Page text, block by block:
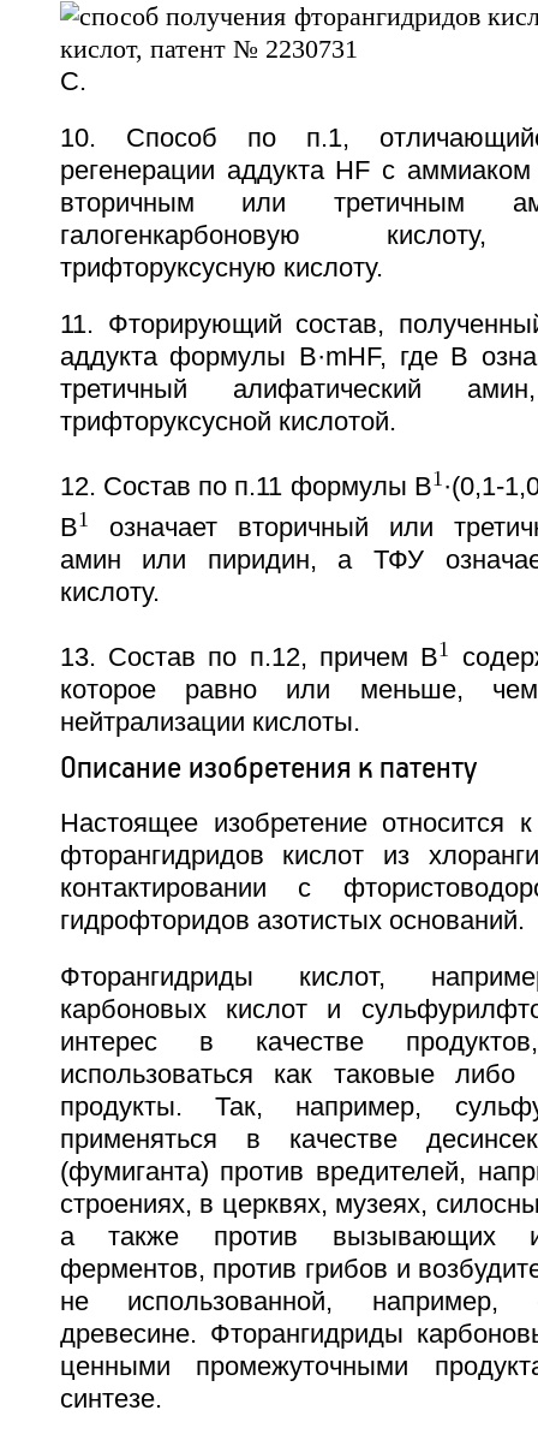
С.
10. Способ по п.1,
регенерации аддукта HF с
вторичным или третичным
галогенкарбоновую кислоту,
трифторуксусную кислоту.
11. Фторирующий состав,
аддукта формулы B·mHF, где В
третичный алифатический
трифторуксусной кислотой.
12. Состав по п.11 формулы В1 ·(0,1-
В1
означает вторичный или
амин или пиридин, а ТФУ
кислоту.
13. Состав по п.12, причем В1
которое равно или меньше,
нейтрализации кислоты.
Описание изобретения к патенту
Настоящее изобретение относится
фторангидридов кислот из
контактировании с
гидрофторидов азотистых оснований.
Фторангидриды кислот,
карбоновых кислот и
интерес в качестве
использоваться как таковые либо
продукты. Так, например,
применяться в качестве
(фумиганта) против вредителей,
строениях, в церквях, музеях,
а также против вызывающих
ферментов, против грибов и
не использованной, например,
древесине. Фторангидриды
ценными промежуточными
синтезе.